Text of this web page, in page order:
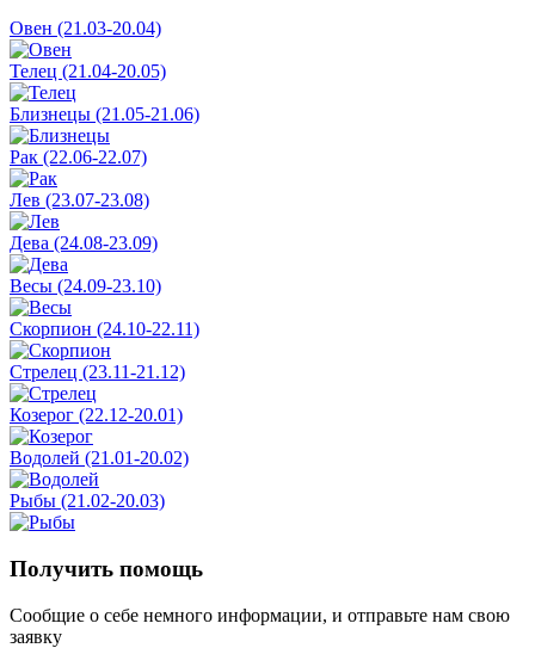
Овен (21.03-20.04)
Телец (21.04-20.05)
Близнецы (21.05-21.06)
Рак (22.06-22.07)
Лев (23.07-23.08)
Дева (24.08-23.09)
Весы (24.09-23.10)
Скорпион (24.10-22.11)
Стрелец (23.11-21.12)
Козерог (22.12-20.01)
Водолей (21.01-20.02)
Рыбы (21.02-20.03)
Получить помощь
Сообщие о себе немного информации, и отправьте нам свою
заявку